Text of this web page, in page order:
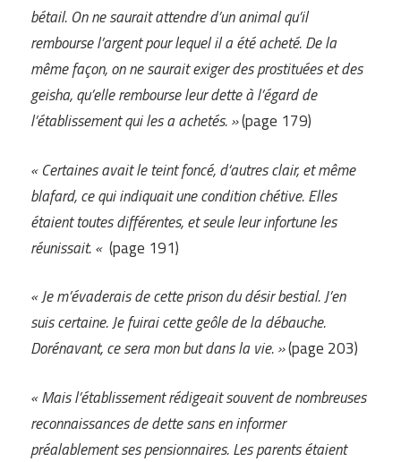
bétail. On ne saurait attendre d’un animal qu’il
rembourse l’argent pour lequel il a été acheté. De la
même façon, on ne saurait exiger des prostituées et des
geisha, qu’elle rembourse leur dette à l’égard de
l’établissement qui les a achetés. »(page 179)
« Certaines avait le teint foncé,d‘autresclair, et même
blafard, ce qui indiquaitune condition chétive. Elles
étaient toutes différentes, et seuleleur infortune les
réunissait. « (page 191)
« Je m’évaderais de cette prison du désir bestial. J’en
suis certaine. Je fuirai cettegeôlede la débauche.
Dorénavant, ce sera mon but dans la vie. »(page 203)
« Mais l’établissement rédigeaitsouvent de nombreuses
reconnaissancesde dette sans en informer
préalablement ses pensionnaires. Les parents étaient